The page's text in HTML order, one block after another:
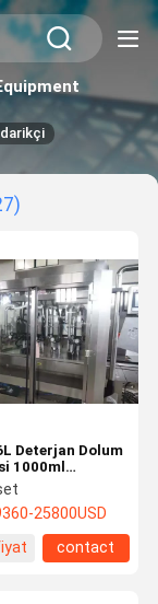
Deterjan Dolum
1000ml
Şişe Dolum
25800USD
contact